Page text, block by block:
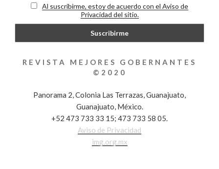
Al suscribirme, estoy de acuerdo con el Aviso de
Privacidad del sitio.
REVISTA MEJORES GOBERNANTES
©2020
Panorama 2, Colonia Las Terrazas, Guanajuato,
Guanajuato, México.
+52 473 733 33 15; 473 733 58 05.
Aviso de Privacidad
img.org.mx